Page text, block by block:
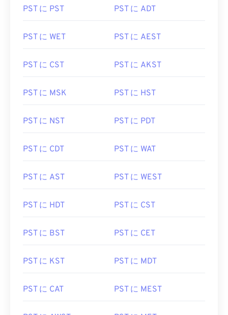
PST に PST PST に ADT
PST に WET PST に AEST
PST に CST PST に AKST
PST に MSK PST に HST
PST に NST PST に PDT
PST に CDT PST に WAT
PST に AST PST に WEST
PST に HDT PST に CST
PST に BST PST に CET
PST に KST PST に MDT
PST に CAT PST に MEST